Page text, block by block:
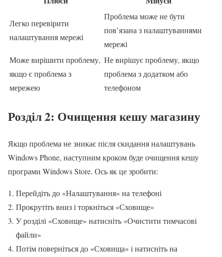
Легко перевірити
налаштування мережі
Проблема може не бути
пов’язана з налаштуваннями
мережі
Може вирішити проблему,
якщо є проблема з
мережею
Не вирішує проблему, якщо
проблема з додатком або
телефоном
Розділ 2: Очищення кешу магазину
Якщо проблема не зникає після скидання налаштувань
Windows Phone, наступним кроком буде очищення кешу
програми Windows Store. Ось як це зробити:
Перейдіть до «Налаштування» на телефоні
Прокрутіть вниз і торкніться «Сховище»
У розділі «Сховище» натисніть «Очистити тимчасові
файли»
Потім поверніться до «Сховища» і натисніть на